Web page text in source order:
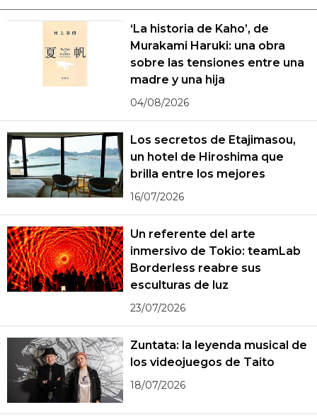
‘La historia de Kaho’, de
Murakami Haruki: una obra
sobre las tensiones entre una
madre y una hija
04/08/2026
Los secretos de Etajimasou,
un hotel de Hiroshima que
brilla entre los mejores
16/07/2026
Un referente del arte
inmersivo de Tokio: teamLab
Borderless reabre sus
esculturas de luz
23/07/2026
Zuntata: la leyenda musical de
los videojuegos de Taito
18/07/2026